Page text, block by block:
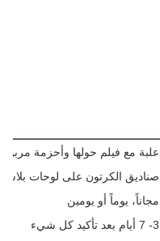
علبة مع فيلم حولها وأحزمة
صناديق الكرتون على لوحات
مجاناً، يوماً أو يومين
3- 7 أيام بعد تأكيد كل شيء